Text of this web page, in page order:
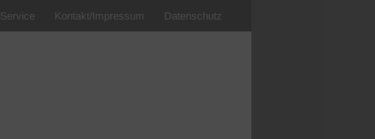
Service Kontakt/Impressum Datenschutz